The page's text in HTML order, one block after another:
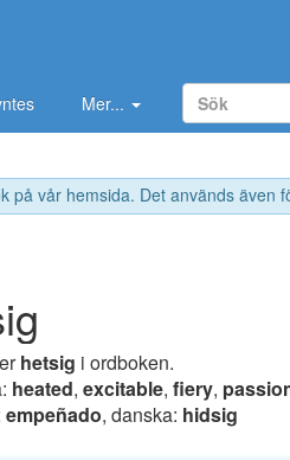
på vår hemsida. Det används
Mer...
hetsig i ordboken.
heated, excitable, fiery,
empeñado, danska: hidsig